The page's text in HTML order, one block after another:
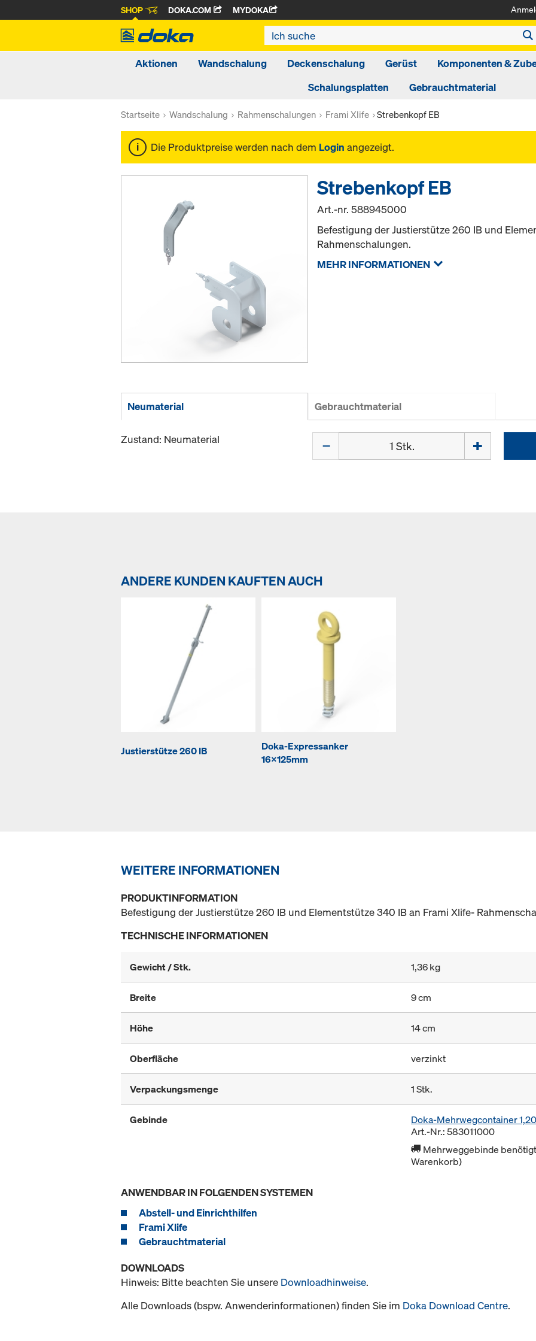
SHOP DOKA.COM MYDOKA
Aktionen Wandschalung Deckenschalung Gerüst Komponenten &
Schalungsplatten
Gebrauchtmaterial
Startseite Wandschalung Rahmenschalungen Frami Xlife Strebenkopf EB
Die Produktpreise werden nach dem Login angezeigt.
Strebenkopf EB
Art.-nr.588945000
Befestigung der Justierstütze 260 IB und
Rahmenschalungen.
MEHR INFORMATIONEN
Neumaterial Gebrauchtmaterial
Zustand: Neumaterial
ANDERE KUNDEN KAUFTEN AUCH
Justierstütze 260 IB
Doka-Expressanker
16x125mm
WEITERE INFORMATIONEN
PRODUKTINFORMATION
Befestigung der Justierstütze 260 IB und Elementstütze 340 IB an Frami Xlife-
TECHNISCHE INFORMATIONEN
Gewicht / Stk. 1,36 kg
Breite 9 cm
Höhe 14 cm
Oberfläche verzinkt
Verpackungsmenge 1 Stk.
Gebinde
Doka-Mehrwegcontainer
Art.-Nr.: 583011000
Mehrweggebinde
Warenkorb)
ANWENDBAR IN FOLGENDEN SYSTEMEN
Abstell- und Einrichthilfen
Frami Xlife
Gebrauchtmaterial
DOWNLOADS
Hinweis: Bitte beachten Sie unsere Downloadhinweise.
Alle Downloads (bspw. Anwenderinformationen) finden Sie im Doka Download Centre.